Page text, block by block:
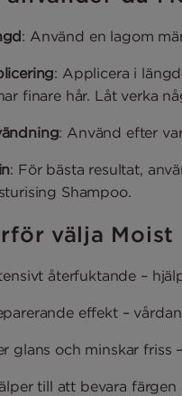
: Använd en lagom
: Applicera i
finare hår. Låt verka
: Använd efter
: För bästa resultat,
Shampoo.
välja
återfuktande –
effekt –
glans och minskar friss
till att bevara